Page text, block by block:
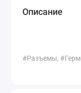
Описание
#Разъемы,